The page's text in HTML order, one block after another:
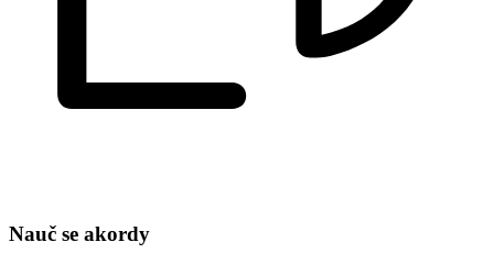
Nauč se akordy